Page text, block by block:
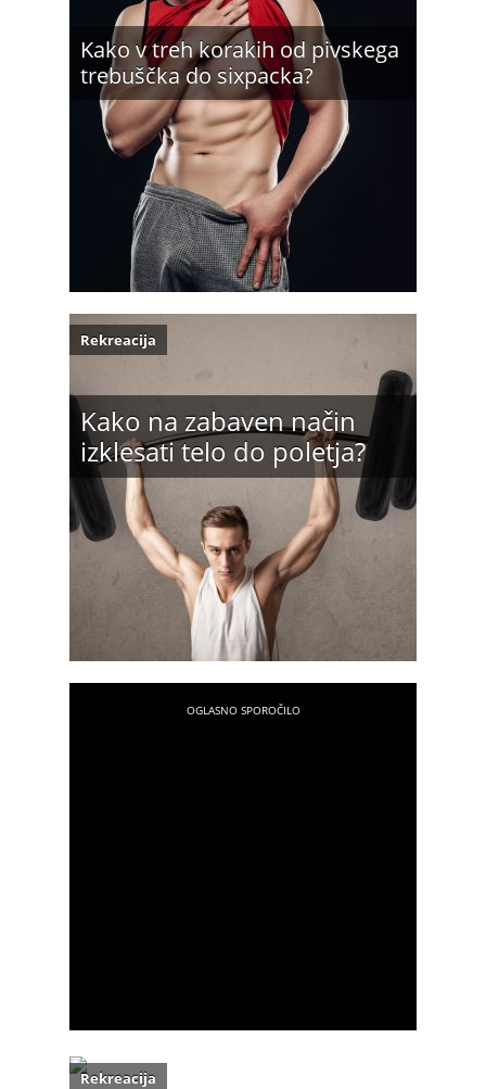
Kako v treh korakih od pivskega
trebuščka do sixpacka?
Kako na zabaven način
izklesati telo do poletja?
Rekreacija
Rekreacija